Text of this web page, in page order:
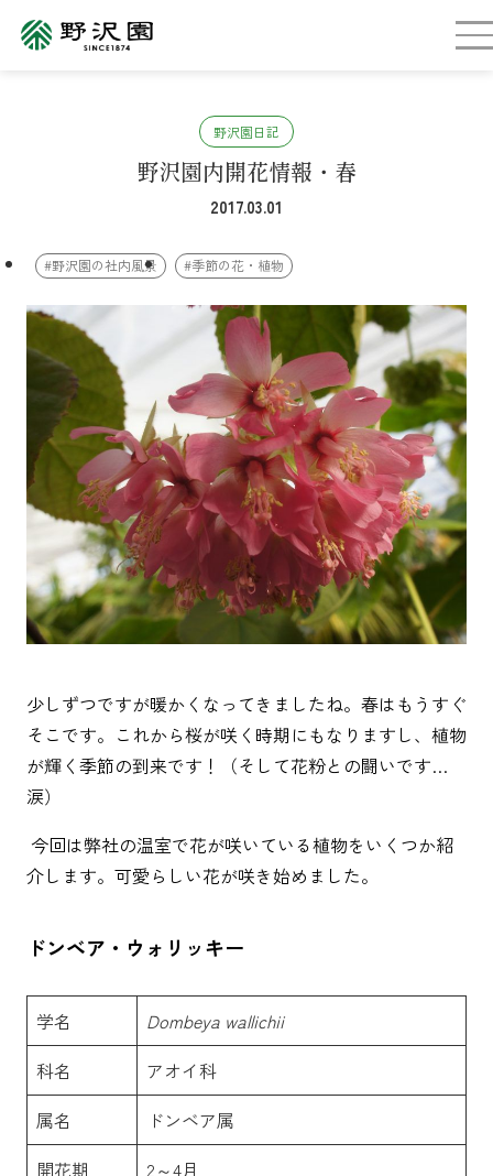
野沢園日記
野沢園内開花情報・春
2017.03.01
#野沢園の社内風景 #季節の花・植物
少しずつですが暖かくなってきましたね。春はもうすぐ
そこです。これから桜が咲く時期にもなりますし、植物
が輝く季節の到来です！（そして花粉との闘いです…
涙）
今回は弊社の温室で花が咲いている植物をいくつか紹
介します。可愛らしい花が咲き始めました。
ドンベア・ウォリッキー
学名
Dombeya wallichii
科名
アオイ科
属名
ドンベア属
開花期
2～4月